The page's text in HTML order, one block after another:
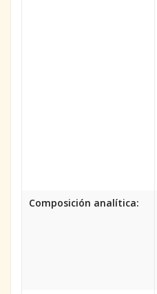
Composición analítica: